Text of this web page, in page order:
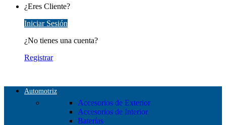
¿Eres Cliente?
Iniciar Sesión
¿No tienes una cuenta?
Registrar
Automotriz
Accesorios de Exterior
Accesorios de Interior
Baterías